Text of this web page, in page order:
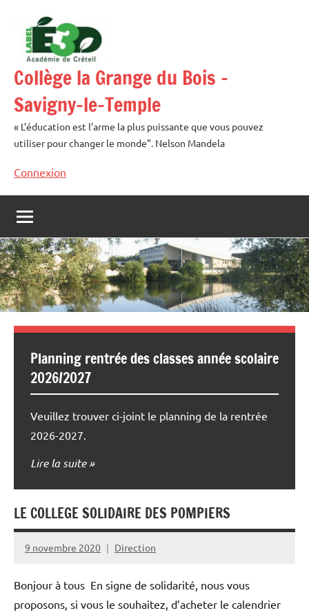
contenu
Collège la Grange du Bois –
Savigny-le-Temple
« L’éducation est l’arme la plus puissante que vous pouvez
utiliser pour changer le monde". Nelson Mandela
Connexion
Planning rentrée des classes année scolaire
2026/2027
Veuillez trouver ci-joint le planning de la rentrée
2026-2027.
Lire la suite
LE COLLEGE SOLIDAIRE DES POMPIERS
9 novembre 2020 Direction
Bonjour à tous ​ En signe de solidarité, nous vous
proposons, si vous le souhaitez, d’acheter le calendrier